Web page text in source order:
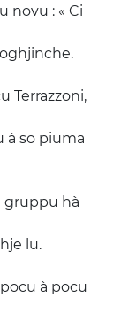
novu : « Ci
Terrazzoni,
à so piuma
gruppu hà
lu.
à pocu